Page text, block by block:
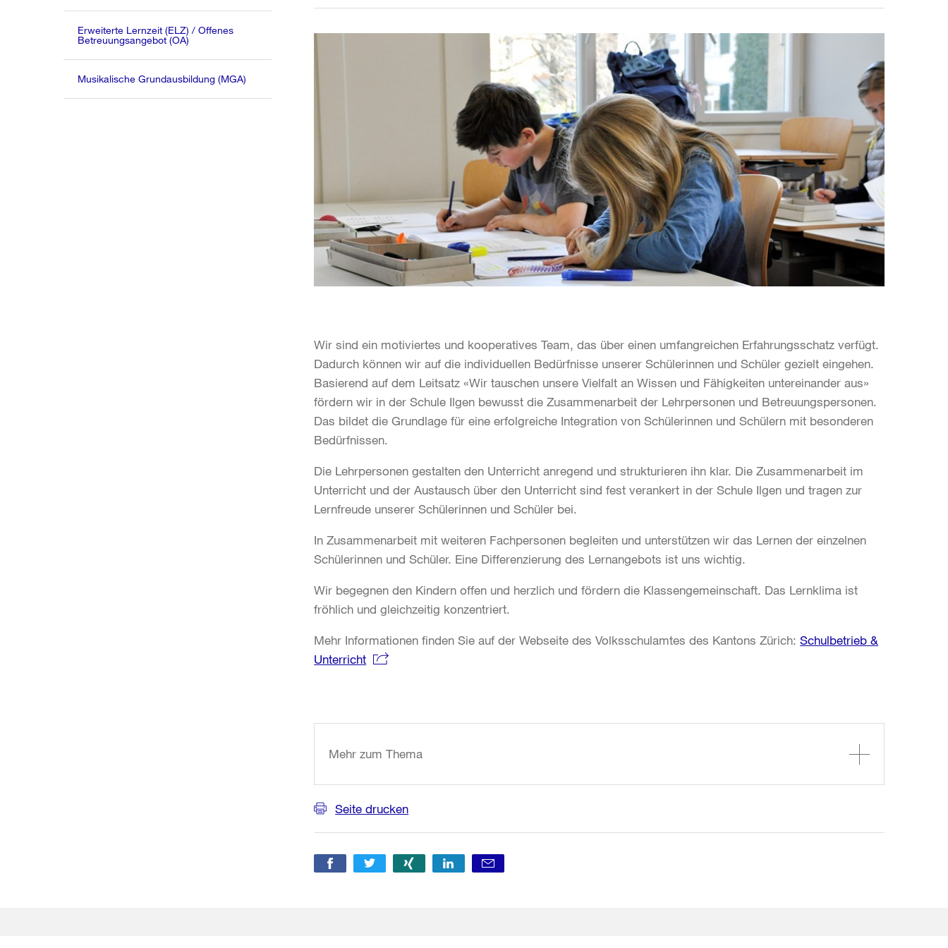
Wir sind ein motiviertes und kooperatives Team, das über einen umfangreichen Erfahrungsschatz verfügt.
Dadurch können wir auf die individuellen Bedürfnisse unserer Schülerinnen und Schüler gezielt eingehen.
Basierend auf dem Leitsatz «Wir tauschen unsere Vielfalt an Wissen und Fähigkeiten untereinander aus»
fördern wir in der Schule Ilgen bewusst die Zusammenarbeit der Lehrpersonen und Betreuungspersonen.
Das bildet die Grundlage für eine erfolgreiche Integration von Schülerinnen und Schülern mit besonderen
Bedürfnissen.
Die Lehrpersonen gestalten den Unterricht anregend und strukturieren ihn klar. Die Zusammenarbeit im
Unterricht und der Austausch über den Unterricht sind fest verankert in der Schule Ilgen und tragen zur
Lernfreude unserer Schülerinnen und Schüler bei.
In Zusammenarbeit mit weiteren Fachpersonen begleiten und unterstützen wir das Lernen der einzelnen
Schülerinnen und Schüler. Eine Differenzierung des Lernangebots ist uns wichtig.
Wir begegnen den Kindern offen und herzlich und fördern die Klassengemeinschaft. Das Lernklima ist
fröhlich und gleichzeitig konzentriert.
Mehr Informationen finden Sie auf der Webseite des Volksschulamtes des Kantons Zürich:Schulbetrieb &
Unterricht
Mehr zum Thema
Seite drucken
Erweiterte Lernzeit (ELZ) / Offenes
Betreuungsangebot (OA)
Musikalische Grundausbildung (MGA)